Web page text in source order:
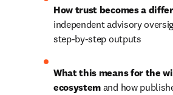
How trust becomes a
independent advisory
step-by-step outputs
What this means for the
ecosystem and how